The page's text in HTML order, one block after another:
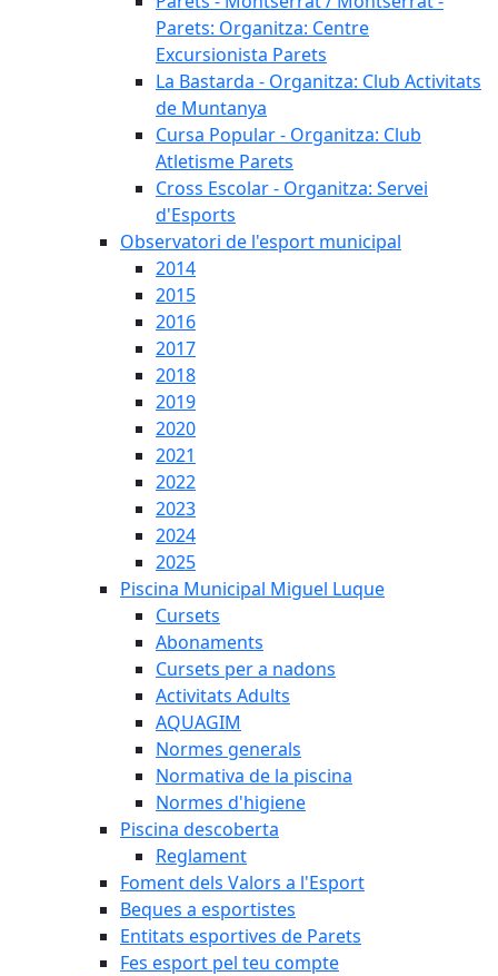
Parets: Organitza: Centre
Excursionista Parets
La Bastarda - Organitza: Club Activitats
de Muntanya
Cursa Popular - Organitza: Club
Atletisme Parets
Cross Escolar - Organitza: Servei
d'Esports
Observatori de l'esport municipal
2014
2015
2016
2017
2018
2019
2020
2021
2022
2023
2024
2025
Piscina Municipal Miguel Luque
Cursets
Abonaments
Cursets per a nadons
Activitats Adults
AQUAGIM
Normes generals
Normativa de la piscina
Normes d'higiene
Piscina descoberta
Reglament
Foment dels Valors a l'Esport
Beques a esportistes
Entitats esportives de Parets
Fes esport pel teu compte